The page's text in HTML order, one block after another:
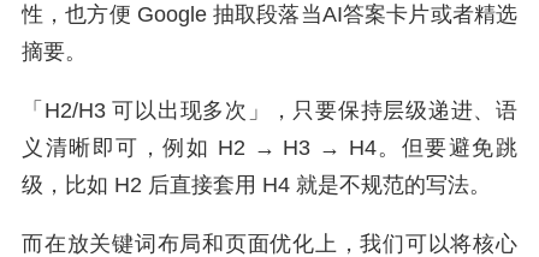
性，也方便 Google 抽取段落当AI答案卡片或者精选
摘要。
「H2/H3 可以出现多次」，只要保持层级递进、语
义清晰即可，例如 H2 → H3 → H4。但要避免跳
级，比如 H2 后直接套用 H4 就是不规范的写法。
而在放关键词布局和页面优化上，我们可以将核心